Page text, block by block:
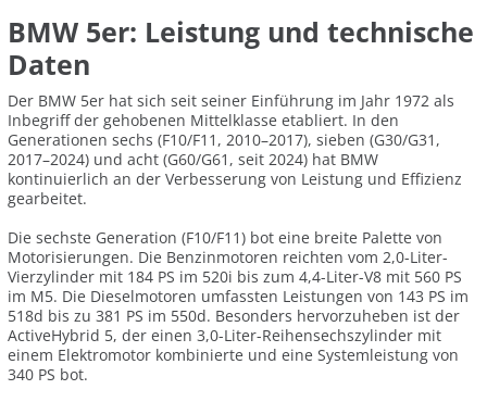
BMW 5er: Leistung und technische
Daten
Der BMW 5er hat sich seit seiner Einführung im Jahr 1972 als
Inbegriff der gehobenen Mittelklasse etabliert. In den
Generationen sechs (F10/F11, 2010–2017), sieben (G30/G31,
2017–2024) und acht (G60/G61, seit 2024) hat BMW
kontinuierlich an der Verbesserung von Leistung und Effizienz
gearbeitet.
Die sechste Generation (F10/F11) bot eine breite Palette von
Motorisierungen. Die Benzinmotoren reichten vom 2,0-Liter-
Vierzylinder mit 184 PS im 520i bis zum 4,4-Liter-V8 mit 560 PS
im M5. Die Dieselmotoren umfassten Leistungen von 143 PS im
518d bis zu 381 PS im 550d. Besonders hervorzuheben ist der
ActiveHybrid 5, der einen 3,0-Liter-Reihensechszylinder mit
einem Elektromotor kombinierte und eine Systemleistung von
340 PS bot.